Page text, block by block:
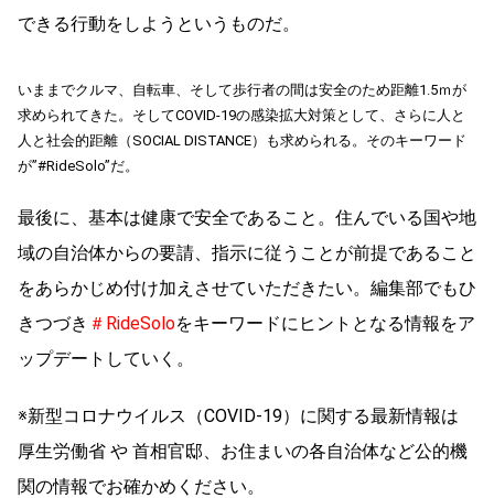
できる行動をしようというものだ。
いままでクルマ、自転車、そして歩行者の間は安全のため距離1.5ｍが
求められてきた。そしてCOVID-19の感染拡大対策として、さらに人と
人と社会的距離（SOCIAL DISTANCE）も求められる。そのキーワード
が”#RideSolo”だ。
最後に、基本は健康で安全であること。住んでいる国や地
域の自治体からの要請、指示に従うことが前提であること
をあらかじめ付け加えさせていただきたい。編集部でもひ
きつづき ＃RideSoloをキーワードにヒントとなる情報をア
ップデートしていく。
※新型コロナウイルス（COVID-19）に関する最新情報は
厚生労働省 や 首相官邸、お住まいの各自治体など公的機
関の情報でお確かめください。